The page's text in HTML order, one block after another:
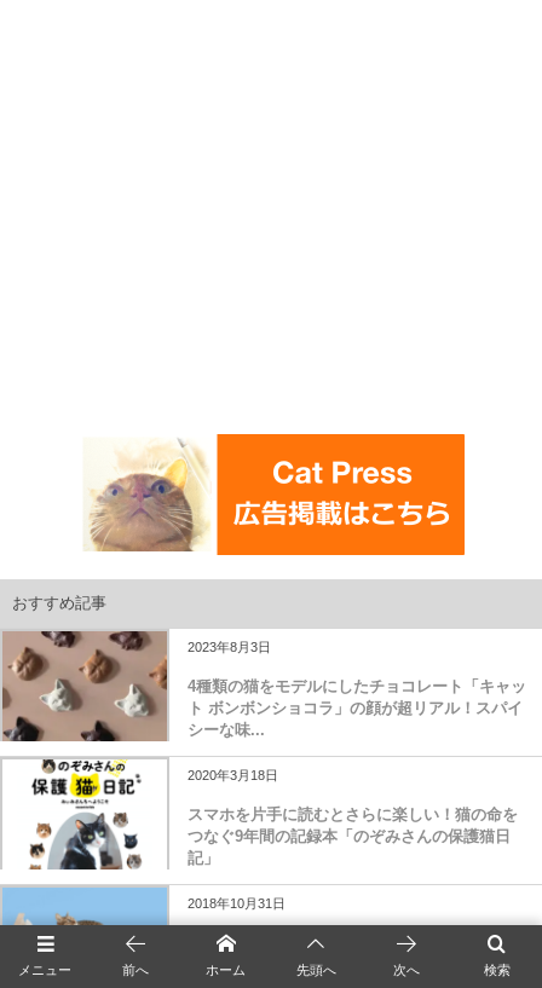
おすすめ記事
2023年8月3日
4種類の猫をモデルにしたチョコレート「キャッ
ト ボンボンショコラ」の顔が超リアル！スパイ
シーな味...
2020年3月18日
スマホを片手に読むとさらに楽しい！猫の命を
つなぐ9年間の記録本「のぞみさんの保護猫日
記」
2018年10月31日
ネコ家具が東京にやってくる！間近で見て触れ
る見本市が11/10〜開催
メニュー 検索
前へ ホーム 先頭へ 次へ